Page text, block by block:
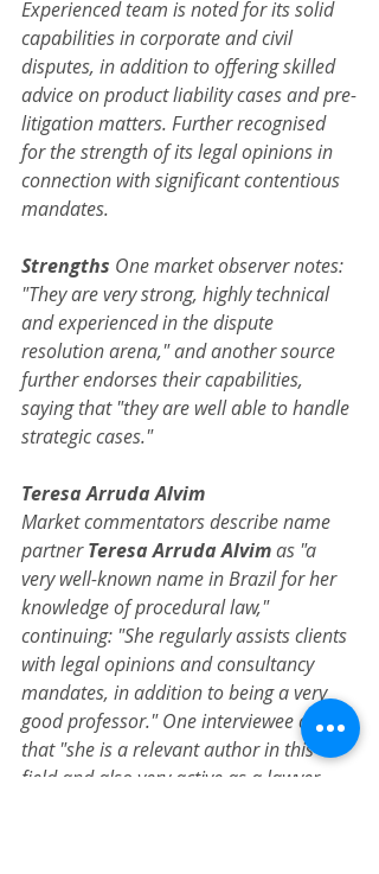
Experienced team is noted for its solid
capabilities in corporate and civil
disputes, in addition to offering skilled
advice on product liability cases and pre-
litigation matters. Further recognised
for the strength of its legal opinions in
connection with significant contentious
mandates.
Strengths One market observer notes:
"They are very strong, highly technical
and experienced in the dispute
resolution arena," and another source
further endorses their capabilities,
saying that "they are well able to handle
strategic cases."
Teresa Arruda Alvim
Market commentators describe name
partner Teresa Arruda Alvim as "a
very well-known name in Brazil for her
knowledge of procedural law,"
continuing: "She regularly assists clients
with legal opinions and consultancy
mandates, in addition to being a very
good professor." One interviewee adds
that "she is a relevant author in this
field and also very active as a lawyer.